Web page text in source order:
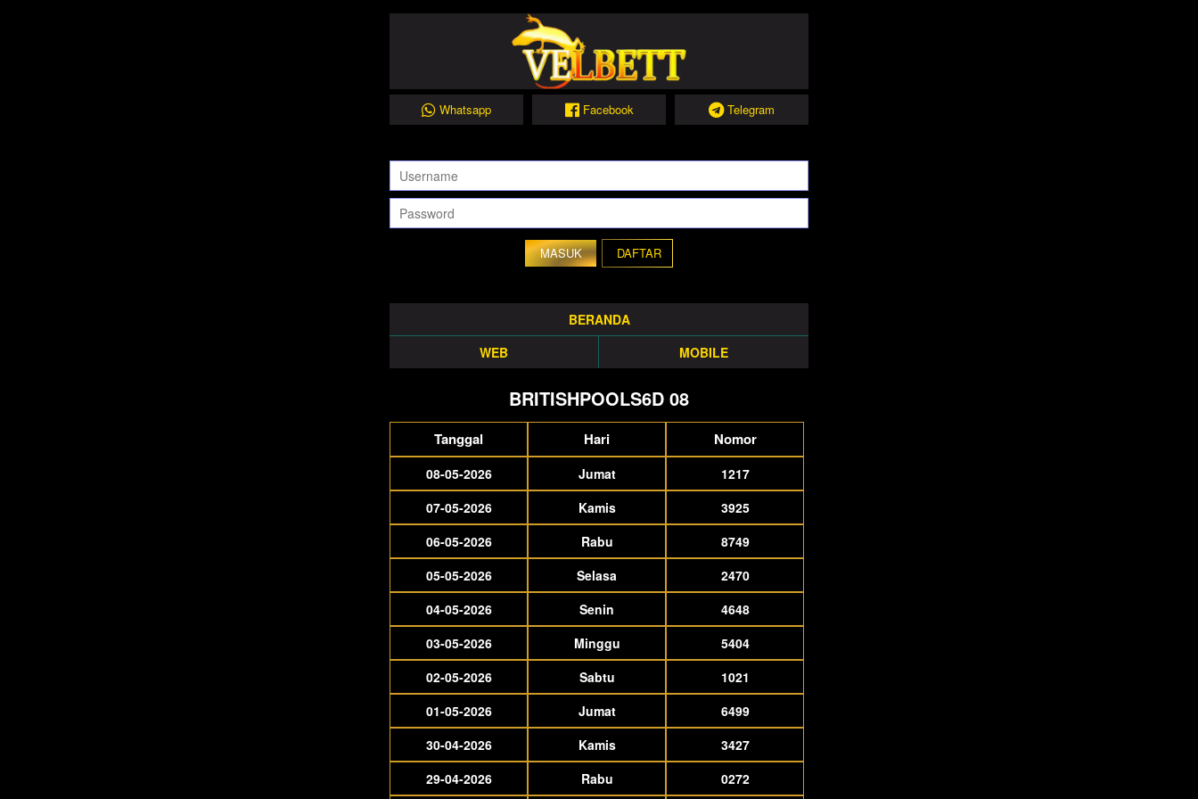
Whatsapp Facebook Telegram
DAFTAR
BERANDA
WEB
MOBILE
BRITISHPOOLS6D 08
Tanggal Hari Nomor
08-05-2026 Jumat
1217
07-05-2026
Kamis
3925
06-05-2026
Rabu
8749
05-05-2026
Selasa
2470
04-05-2026
Senin
4648
03-05-2026
Minggu
5404
02-05-2026
Sabtu
1021
01-05-2026
Jumat
6499
30-04-2026
Kamis
3427
29-04-2026
Rabu 0272